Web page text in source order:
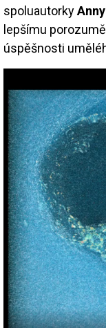
spoluautorky
lepšímu
úspěšnosti